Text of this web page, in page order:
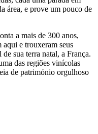
área, e prove um pouco de
a mais de 300 anos,
aqui e trouxeram seus
sua terra natal, a França.
das regiões vinícolas
de património orgulhoso